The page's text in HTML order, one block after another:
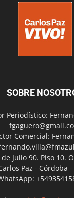
SOBRE
Periodístico:
Comercial:
Julio 90. Piso 10.
Paz - Córdoba